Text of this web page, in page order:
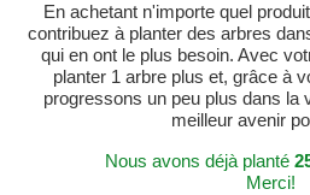
En achetant n'importe quel
contribuez à planter des arbres
qui en ont le plus besoin. Avec
planter 1 arbre plus et, grâce à
progressons un peu plus dans la
meilleur avenir
Nous avons déjà planté
Merci!